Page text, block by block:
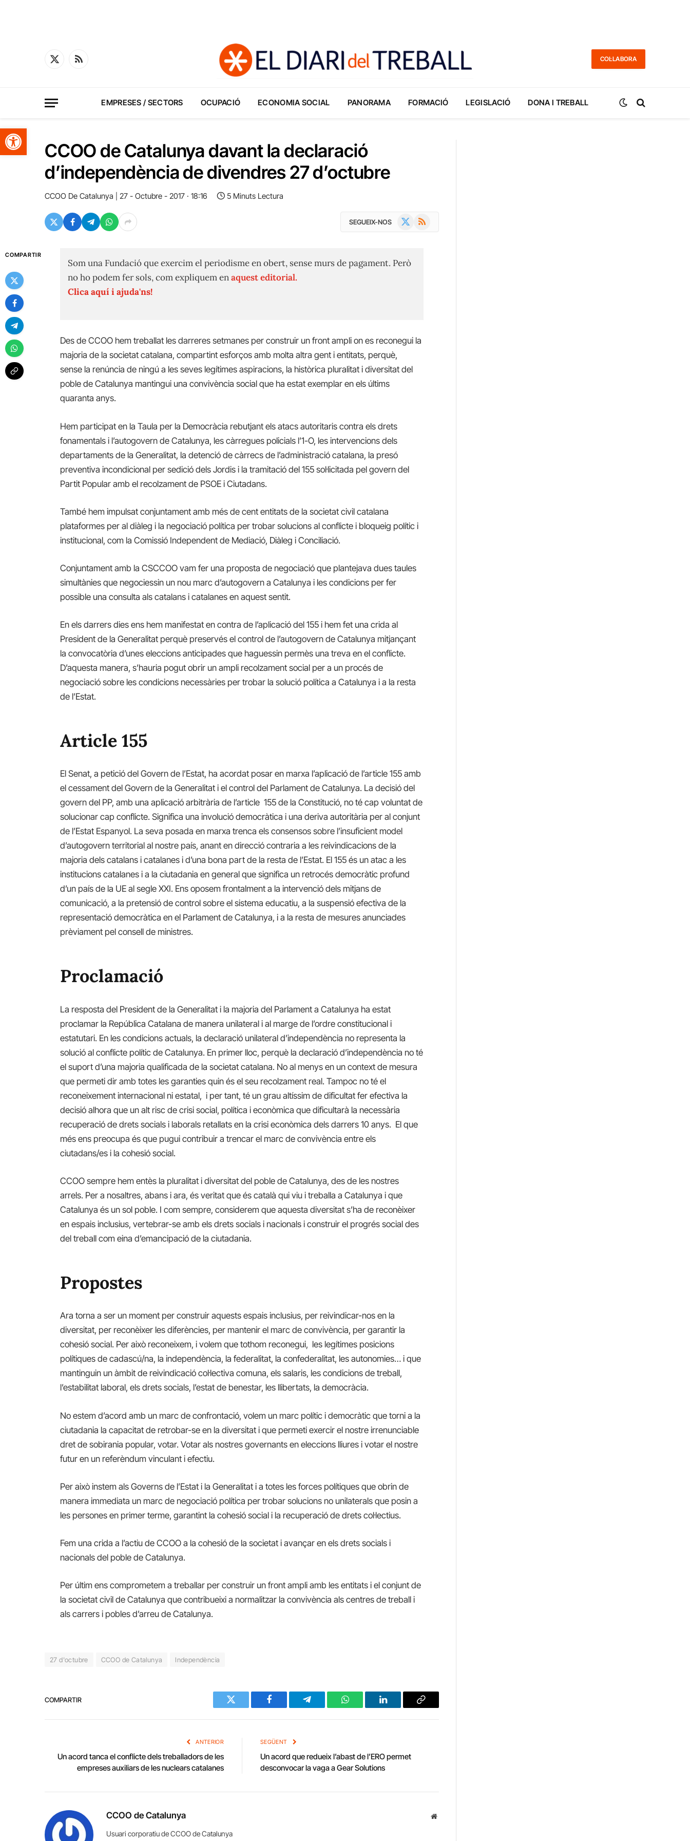
Obre la barra d'eines
X
RSS
COL·LABORA
EMPRESES / SECTORS OCUPACIÓ ECONOMIA SOCIAL PANORAMA FORMACIÓ LEGISLACIÓ DONA I TREBALL
CCOO de Catalunya davant la declaració
d’independència de divendres 27 d’octubre
CCOO De Catalunya 27 - Octubre - 2017 · 18:16 5 Minuts Lectura
SEGUEIX-NOS RSS
COMPARTIR
Som una Fundació que exercim el periodisme en obert, sense murs de pagament. Però
no ho podem fer sols, com expliquem enaquest editorial.
Clica aquí i ajuda'ns!
Des de CCOO hem treballat les darreres setmanes per construir un front ampli on es reconegui la
majoria de la societat catalana, compartint esforços amb molta altra gent i entitats, perquè,
sense la renúncia de ningú a les seves legítimes aspiracions, la històrica pluralitat i diversitat del
poble de Catalunya mantingui una convivència social que ha estat exemplar en els últims
quaranta anys.
Hem participat en la Taula per la Democràcia rebutjant els atacs autoritaris contra els drets
fonamentals i l’autogovern de Catalunya, les càrregues policials l’1-O, les intervencions dels
departaments de la Generalitat, la detenció de càrrecs de l’administració catalana, la presó
preventiva incondicional per sedició dels Jordis i la tramitació del 155 sol·licitada pel govern del
Partit Popular amb el recolzament de PSOE i Ciutadans.
També hem impulsat conjuntament amb més de cent entitats de la societat civil catalana
plataformes per al diàleg i la negociació política per trobar solucions al conflicte i bloqueig polític i
institucional, com la Comissió Independent de Mediació, Diàleg i Conciliació.
Conjuntament amb la CSCCOO vam fer una proposta de negociació que plantejava dues taules
simultànies que negociessin un nou marc d’autogovern a Catalunya i les condicions per fer
possible una consulta als catalans i catalanes en aquest sentit.
En els darrers dies ens hem manifestat en contra de l’aplicació del 155 i hem fet una crida al
President de la Generalitat perquè preservés el control de l’autogovern de Catalunya mitjançant
la convocatòria d’unes eleccions anticipades que haguessin permès una treva en el conflicte.
D’aquesta manera, s’hauria pogut obrir un ampli recolzament social per a un procés de
negociació sobre les condicions necessàries per trobar la solució política a Catalunya i a la resta
de l’Estat.
Article 155
El Senat, a petició del Govern de l’Estat, ha acordat posar en marxa l’aplicació de l’article 155 amb
el cessament del Govern de la Generalitat i el control del Parlament de Catalunya. La decisió del
govern del PP, amb una aplicació arbitrària de l’article 155 de la Constitució, no té cap voluntat de
solucionar cap conflicte. Significa una involució democràtica i una deriva autoritària per al conjunt
de l’Estat Espanyol. La seva posada en marxa trenca els consensos sobre l’insuficient model
d’autogovern territorial al nostre país, anant en direcció contraria a les reivindicacions de la
majoria dels catalans i catalanes i d’una bona part de la resta de l’Estat. El 155 és un atac a les
institucions catalanes i a la ciutadania en general que significa un retrocés democràtic profund
d’un país de la UE al segle XXI. Ens oposem frontalment a la intervenció dels mitjans de
comunicació, a la pretensió de control sobre el sistema educatiu, a la suspensió efectiva de la
representació democràtica en el Parlament de Catalunya, i a la resta de mesures anunciades
prèviament pel consell de ministres.
Proclamació
La resposta del President de la Generalitat i la majoria del Parlament a Catalunya ha estat
proclamar la República Catalana de manera unilateral i al marge de l’ordre constitucional i
estatutari. En les condicions actuals, la declaració unilateral d’independència no representa la
solució al conflicte polític de Catalunya. En primer lloc, perquè la declaració d’independència no té
el suport d’una majoria qualificada de la societat catalana. No al menys en un context de mesura
que permeti dir amb totes les garanties quin és el seu recolzament real. Tampoc no té el
reconeixement internacional ni estatal, i per tant, té un grau altíssim de dificultat fer efectiva la
decisió alhora que un alt risc de crisi social, política i econòmica que dificultarà la necessària
recuperació de drets socials i laborals retallats en la crisi econòmica dels darrers 10 anys. El que
més ens preocupa és que pugui contribuir a trencar el marc de convivència entre els
ciutadans/es i la cohesió social.
CCOO sempre hem entès la pluralitat i diversitat del poble de Catalunya, des de les nostres
arrels. Per a nosaltres, abans i ara, és veritat que és català qui viu i treballa a Catalunya i que
Catalunya és un sol poble. I com sempre, considerem que aquesta diversitat s’ha de reconèixer
en espais inclusius, vertebrar-se amb els drets socials i nacionals i construir el progrés social des
del treball com eina d’emancipació de la ciutadania.
Propostes
Ara torna a ser un moment per construir aquests espais inclusius, per reivindicar-nos en la
diversitat, per reconèixer les diferències, per mantenir el marc de convivència, per garantir la
cohesió social. Per això reconeixem, i volem que tothom reconegui, les legítimes posicions
polítiques de cadascú/na, la independència, la federalitat, la confederalitat, les autonomies… i que
mantinguin un àmbit de reivindicació col·lectiva comuna, els salaris, les condicions de treball,
l’estabilitat laboral, els drets socials, l’estat de benestar, les llibertats, la democràcia.
No estem d’acord amb un marc de confrontació, volem un marc polític i democràtic que torni a la
ciutadania la capacitat de retrobar-se en la diversitat i que permeti exercir el nostre irrenunciable
dret de sobirania popular, votar. Votar als nostres governants en eleccions lliures i votar el nostre
futur en un referèndum vinculant i efectiu.
Per això instem als Governs de l’Estat i la Generalitat i a totes les forces polítiques que obrin de
manera immediata un marc de negociació política per trobar solucions no unilaterals que posin a
les persones en primer terme, garantint la cohesió social i la recuperació de drets col·lectius.
Fem una crida a l’actiu de CCOO a la cohesió de la societat i avançar en els drets socials i
nacionals del poble de Catalunya.
Per últim ens comprometem a treballar per construir un front ampli amb les entitats i el conjunt de
la societat civil de Catalunya que contribueixi a normalitzar la convivència als centres de treball i
als carrers i pobles d’arreu de Catalunya.
27 d'octubre CCOO de Catalunya Independència
COMPARTIR
Twitter Facebook Telegram WhatsAppLinkedIn Copy
ANTERIOR
Un acord tanca el conflicte dels treballadors de les
empreses auxiliars de les nuclears catalanes
SEGÜENT
Un acord que redueix l’abast de l’ERO permet
desconvocar la vaga a Gear Solutions
CCOO de Catalunya Website
Usuari corporatiu de CCOO de Catalunya